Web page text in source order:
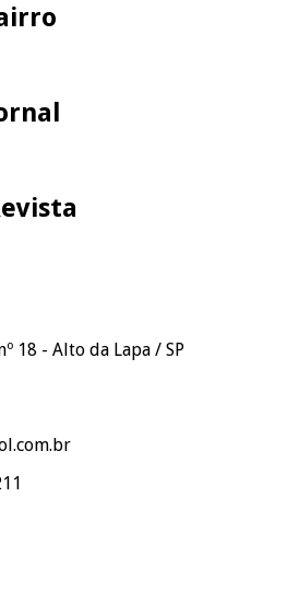
18 - Alto da Lapa / SP